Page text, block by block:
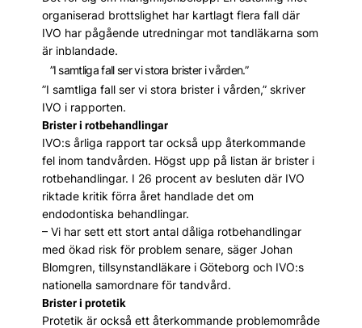
organiserad brottslighet har kartlagt flera fall där
IVO har pågående utredningar mot tandläkarna som
är inblandade.
”I samtliga fall ser vi stora brister i vården.”
”I samtliga fall ser vi stora brister i vården,” skriver
IVO i rapporten.
Brister i rotbehandlingar
IVO:s årliga rapport tar också upp återkommande
fel inom tandvården. Högst upp på listan är brister i
rotbehandlingar. I 26 procent av besluten där IVO
riktade kritik förra året handlade det om
endodontiska behandlingar.
– Vi har sett ett stort antal dåliga rotbehandlingar
med ökad risk för problem senare, säger Johan
Blomgren, tillsynstandläkare i Göteborg och IVO:s
nationella samordnare för tandvård.
Brister i protetik
Protetik är också ett återkommande problemområde